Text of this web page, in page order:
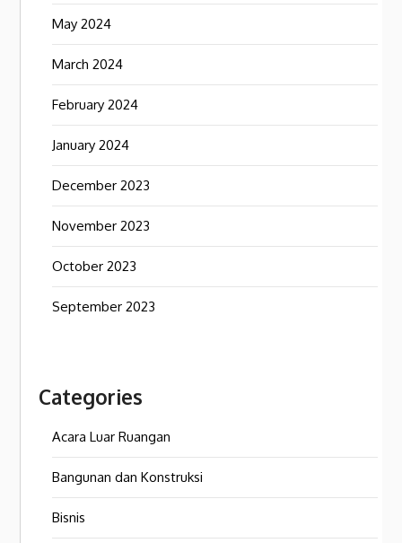
May 2024
March 2024
February 2024
January 2024
December 2023
November 2023
October 2023
September 2023
Categories
Acara Luar Ruangan
Bangunan dan Konstruksi
Bisnis